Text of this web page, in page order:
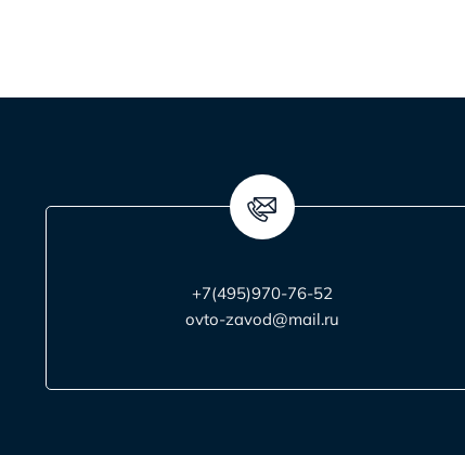
+7(495)970-76-52
ovto-zavod@mail.ru